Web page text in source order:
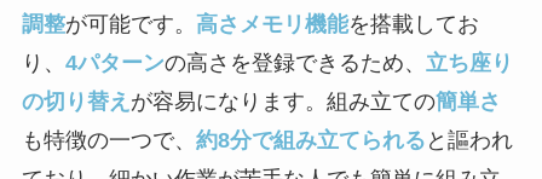
調整が可能です。 高さメモリ機能を搭載してお
り、 4パターンの高さを登録できるため、 立ち座り
の切り替え が容易になります。組み立ての簡単さ
も特徴の一つで、 約8分で組み立てられる と謳われ